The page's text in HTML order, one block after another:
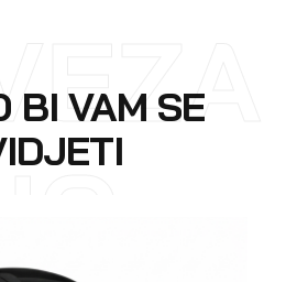
BI VAM SE